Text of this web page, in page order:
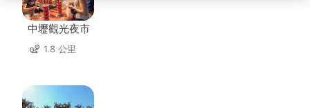
中壢觀光夜市
1.8 公里